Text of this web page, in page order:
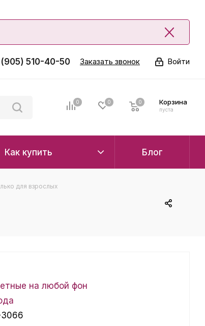
Войти
510-40-50 Заказать звонок
0 0 Корзина
0
пуста
0
Как купить Блог
для взрослых
на любой фон